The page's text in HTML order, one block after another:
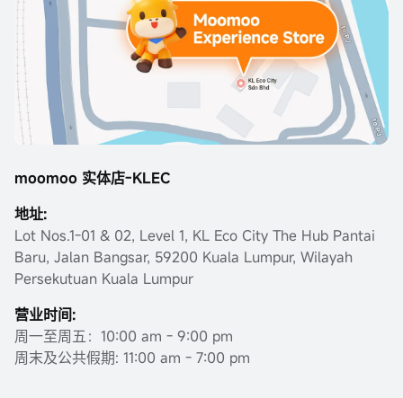
moomoo 实体店-KLEC
地址:
Lot Nos.1-01 & 02, Level 1, KL Eco City The Hub Pantai
Baru, Jalan Bangsar, 59200 Kuala Lumpur, Wilayah
Persekutuan Kuala Lumpur
营业时间:
周一至周五：10:00 am - 9:00 pm
周末及公共假期: 11:00 am - 7:00 pm